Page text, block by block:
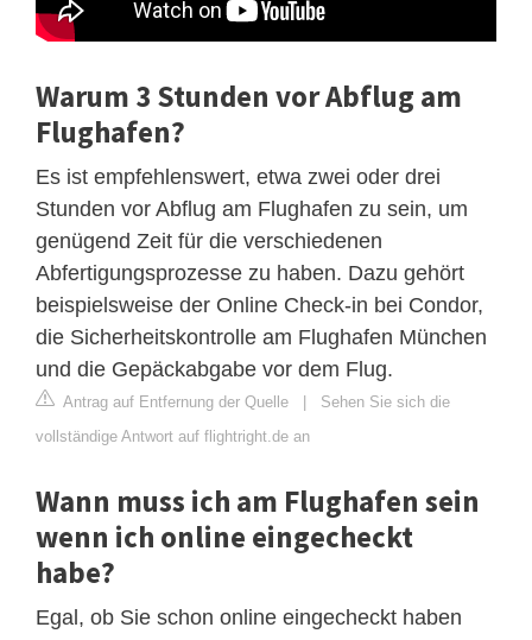
Warum 3 Stunden vor Abflug am
Flughafen?
Es ist empfehlenswert, etwa zwei oder drei
Stunden vor Abflug am Flughafen zu sein, um
genügend Zeit für die verschiedenen
Abfertigungsprozesse zu haben. Dazu gehört
beispielsweise der Online Check-in bei Condor,
die Sicherheitskontrolle am Flughafen München
und die Gepäckabgabe vor dem Flug.
Antrag auf Entfernung der Quelle | Sehen Sie sich die
vollständige Antwort auf flightright.de an
Wann muss ich am Flughafen sein
wenn ich online eingecheckt
habe?
Egal, ob Sie schon online eingecheckt haben